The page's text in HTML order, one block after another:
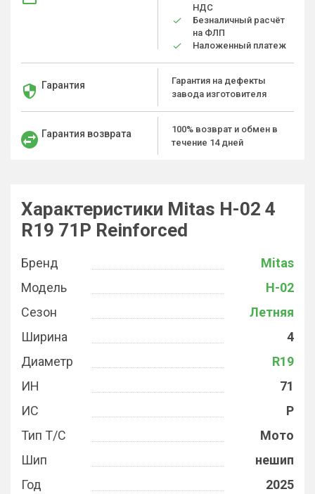
НДС
Безналичный расчёт
на ФЛП
Наложенный платеж
Гарантия
Гарантия на дефекты
завода изготовителя
Гарантия возврата
100% возврат и обмен в
течение 14 дней
Характеристики Mitas H-02 4
R19 71P Reinforced
Бренд
Mitas
Модель
H-02
Сезон
Летняя
Ширина
4
Диаметр
R19
ИН
71
ИС
P
Тип Т/С
Мото
Шип
нешип
Год
2025